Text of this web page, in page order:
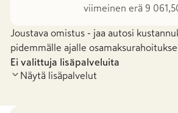
viimeinen erä 9
Joustava omistus - jaa autosi
pidemmälle ajalle
Ei valittuja lisäpalveluita
Näytä lisäpalvelut